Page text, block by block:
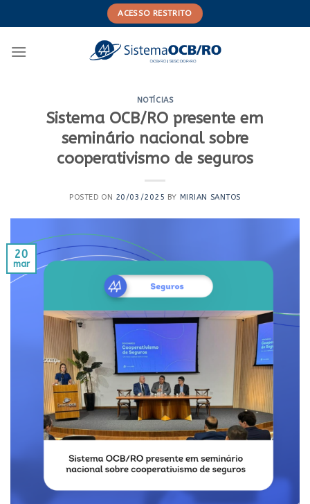
to
ACESSO RESTRITO
NOTÍCIAS
Sistema OCB/RO presente em
seminário nacional sobre
cooperativismo de seguros
POSTED ON 20/03/2025 BY MIRIAN SANTOS
20
mar